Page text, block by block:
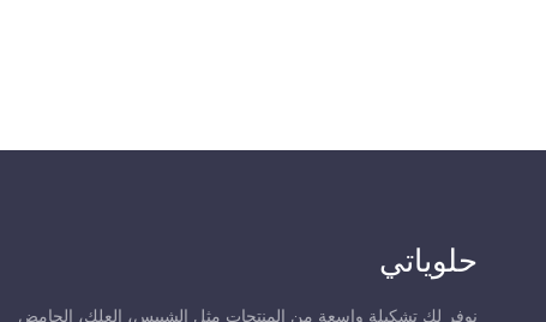
حلوياتي
نوفر لك تشكيلة واسعة من المنتجات مثل الشيبس، العلك، الحامض